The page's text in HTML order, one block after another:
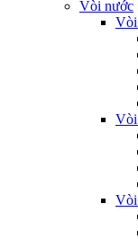
Vòi nước
Vòi
Vòi
Vòi